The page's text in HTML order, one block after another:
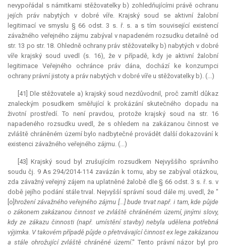
nevypořádal s námitkami stěžovatelky b) zohledňujícími právě ochranu
jejích práv nabytých v dobré víře. Krajský soud se aktivní žalobní
legitimací ve smyslu § 66 odst. 3 s. ř. s. a s tím související existencí
závažného veřejného zájmu zabýval v napadeném rozsudku detailně od
str. 13 po str. 18. Ohledně ochrany práv stěžovatelky b) nabytých v dobré
víře krajský soud uvedl (s. 16), že v případě, kdy je aktivní žalobní
legitimace Veřejného ochránce práv dána, dochází ke konzumpci
ochrany právní jistoty a práv nabytých v dobré víře u stěžovatelky b). (...)
[41] Dle stěžovatele a) krajský soud nezdůvodnil, proč zamítl důkaz
znaleckým posudkem směřující k prokázání skutečného dopadu na
životní prostředí. To není pravdou, protože krajský soud na str. 16
napadeného rozsudku uvedl, že s ohledem na zakázanou činnost ve
zvláště chráněném území bylo nadbytečné provádět další dokazování k
existenci závažného veřejného zájmu. (...)
[43] Krajský soud byl zrušujícím rozsudkem Nejvyššího správního
soudu čj. 9 As 294/2014-114 zavázán k tomu, aby se zabýval otázkou,
zda závažný veřejný zájem na uplatněné žalobě dle § 66 odst. 3 s. ř. s. v
době jejího podání stále trval. Nejvyšší správní soud dále mj. uvedl, že "
[o] hrožení závažného veřejného zájmu [...] bude trvat např. i tam, kde půjde
o zákonem zakázanou činnost ve zvláště chráněném území, jinými slovy,
kdy ze zákazu činnosti (např. umístění stavby) nebyla udělena potřebná
výjimka. V takovém případě půjde o přetrvávající činnost ex lege zakázanou
a stále ohrožující zvláště chráněné území." Tento právní názor byl pro